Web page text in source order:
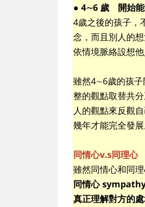
● 4∼6 歲 開始能
4歲之後的孩子，
念，而且別人的
依情境脈絡設想
雖然4∼6歲的孩
整的觀點取替共
人的觀點來反觀
幾年才能完全發展
同情心v.s同理心
雖然同情心和同
同情心
真正理解對方的處